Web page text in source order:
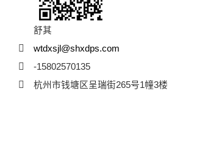
舒其
wtdxsjl@shxdps.com
-15802570135
杭州市钱塘区呈瑞街265号1幢3楼